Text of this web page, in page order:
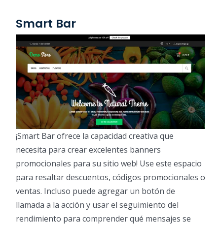
Smart Bar
¡Smart Bar ofrece la capacidad creativa que
necesita para crear excelentes banners
promocionales para su sitio web! Use este espacio
para resaltar descuentos, códigos promocionales o
ventas. Incluso puede agregar un botón de
llamada a la acción y usar el seguimiento del
rendimiento para comprender qué mensajes se